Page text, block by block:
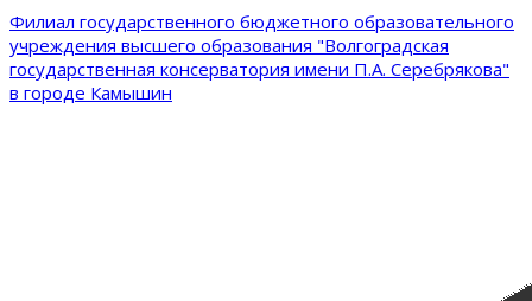
Филиал государственного бюджетного образовательного
учреждения высшего образования "Волгоградская
государственная консерватория имени П.А. Серебрякова"
в городе Камышин